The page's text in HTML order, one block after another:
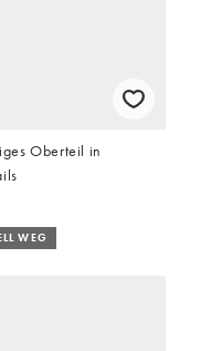
Oberteil in
WEG